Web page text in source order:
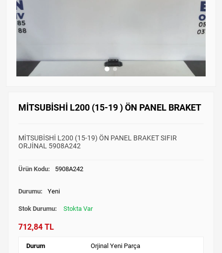
MİTSUBİSHİ L200 (15-19 ) ÖN PANEL BRAKET
MİTSUBİSHİ L200 (15-19) ÖN PANEL BRAKET SIFIR
ORJİNAL 5908A242
Ürün Kodu: 5908A242
Durumu: Yeni
Stok Durumu: Stokta Var
712,84 TL
Durum Orjinal Yeni Parça